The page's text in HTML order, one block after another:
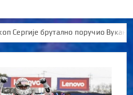
брутално поручио